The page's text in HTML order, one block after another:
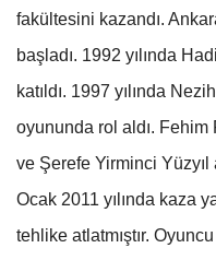
fakültesini kazandı.
başladı. 1992 yılında
katıldı. 1997 yılında
oyununda rol aldı. Fehim
ve Şerefe Yirminci Yüzyıl
Ocak 2011 yılında kaza
tehlike atlatmıştır.